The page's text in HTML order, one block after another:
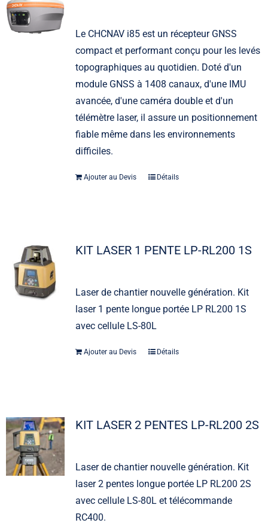
Le CHCNAV i85 est un récepteur GNSS
compact et performant conçu pour les levés
topographiques au quotidien. Doté d'un
module GNSS à 1408 canaux, d'une IMU
avancée, d'une caméra double et d'un
télémètre laser, il assure un positionnement
fiable même dans les environnements
difficiles.
Ajouter au Devis Détails
KIT LASER 1 PENTE LP-RL200 1S
Laser de chantier nouvelle génération. Kit
laser 1 pente longue portée LP RL200 1S
avec cellule LS-80L
Ajouter au Devis Détails
KIT LASER 2 PENTES LP-RL200 2S
Laser de chantier nouvelle génération. Kit
laser 2 pentes longue portée LP RL200 2S
avec cellule LS-80L et télécommande
RC400.